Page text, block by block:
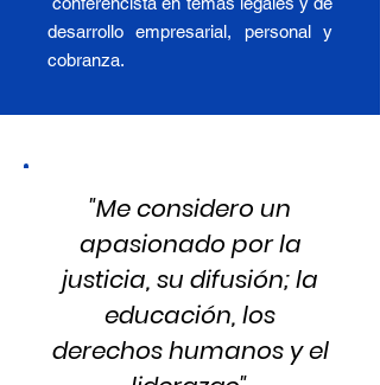
desarrollo empresarial, personal y
cobranza.
"Me considero un
apasionado por la
justicia, su difusión; la
educación, los
derechos humanos y el